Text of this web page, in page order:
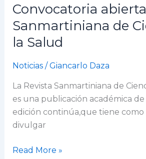
Convocatoria
Sanmartiniana de
la Salud
Noticias/Giancarlo Daza
La Revista Sanmartiniana de
es una publicación académica
edición continúa,que tiene como
divulgar
Convocatoria
abierta
|
Revista
Sanmartiniana
Ciencias
de
la
Salud
Read More »